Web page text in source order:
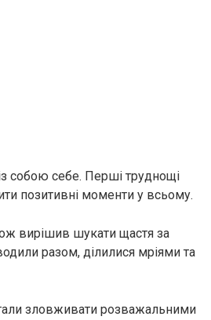
собою себе. Перші труднощі
позитивні моменти у всьому.
вирішив шукати щастя за
разом, ділилися мріями та
зловживати розважальними